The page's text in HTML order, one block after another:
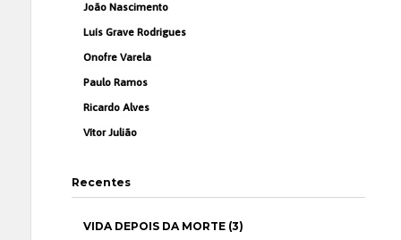
João Nascimento
Luís Grave Rodrigues
Onofre Varela
Paulo Ramos
Ricardo Alves
Vítor Julião
Recentes
VIDA DEPOIS DA MORTE (3)